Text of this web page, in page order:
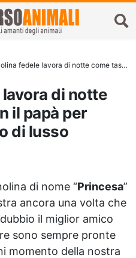
lavora di notte come tassista con il papà per fornire un servizio di lusso
di notte
il papà per
di lusso
di nome “Princesa”
ancora una volta che
il miglior amico
sono sempre pronte
momento della nostra